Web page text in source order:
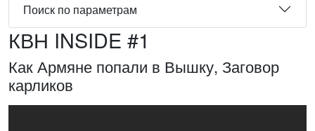
Поиск по параметрам
КВН INSIDE #1
Как Армяне попали в Вышку, Заговор
карликов